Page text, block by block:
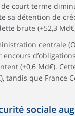
court terme
sa détention de
brute (+52,3
centrale
(+0,6 Md€).
que France
sociale